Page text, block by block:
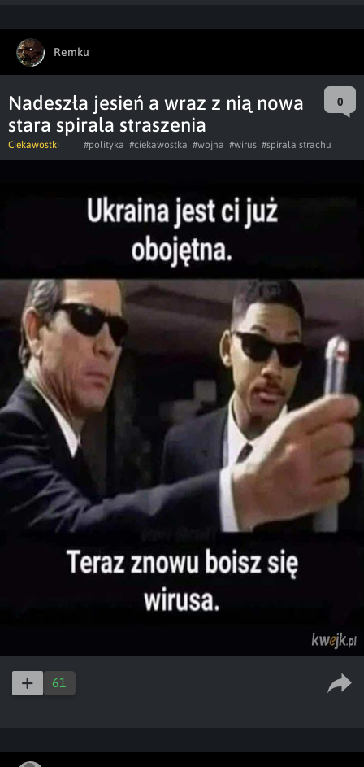
Remku
Nadeszła jesień a wraz z nią nowa
stara spirala straszenia
0
Ciekawostki #polityka #ciekawostka #wojna #wirus #spirala strachu
61